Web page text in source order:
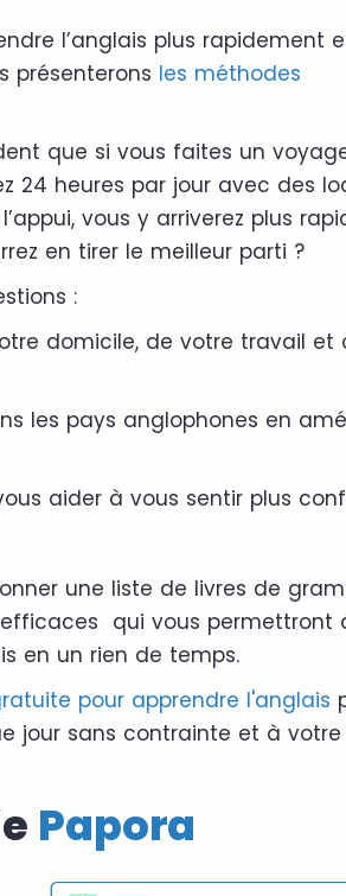
l’anglais plus rapidement
présenterons les méthodes
que si vous faites un
24 heures par jour avec des
vous y arriverez plus
en tirer le meilleur parti ?
:
domicile, de votre travail et
les pays anglophones en
aider à vous sentir plus
une liste de livres de
qui vous permettront
en un rien de temps.
pour apprendre l'anglais
jour sans contrainte et à
Papora